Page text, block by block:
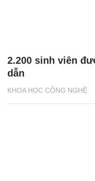
KHOA HỌC CÔNG NGHỆ
2.200 sinh viên
dẫn